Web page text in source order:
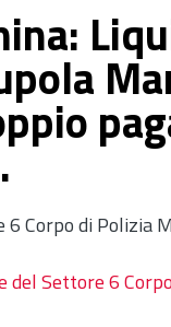
Corpo di Polizia
Settore 6